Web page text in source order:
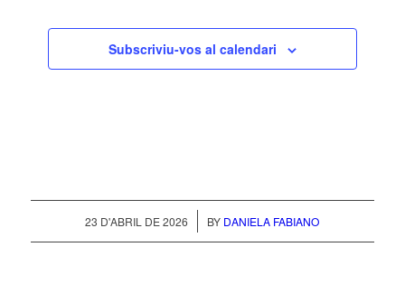
Subscriviu-vos al calendari
23 D'ABRIL DE 2026
/ BY DANIELA FABIANO